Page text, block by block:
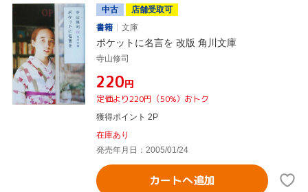
中古
店舗受取可
書籍
文庫
ポケットに名言を 改版 角川文庫
寺山修司
¥220円
定価より220円（50%）おトク
獲得ポイント 2P
在庫あり
発売年月日：2005/01/24
カートへ追加